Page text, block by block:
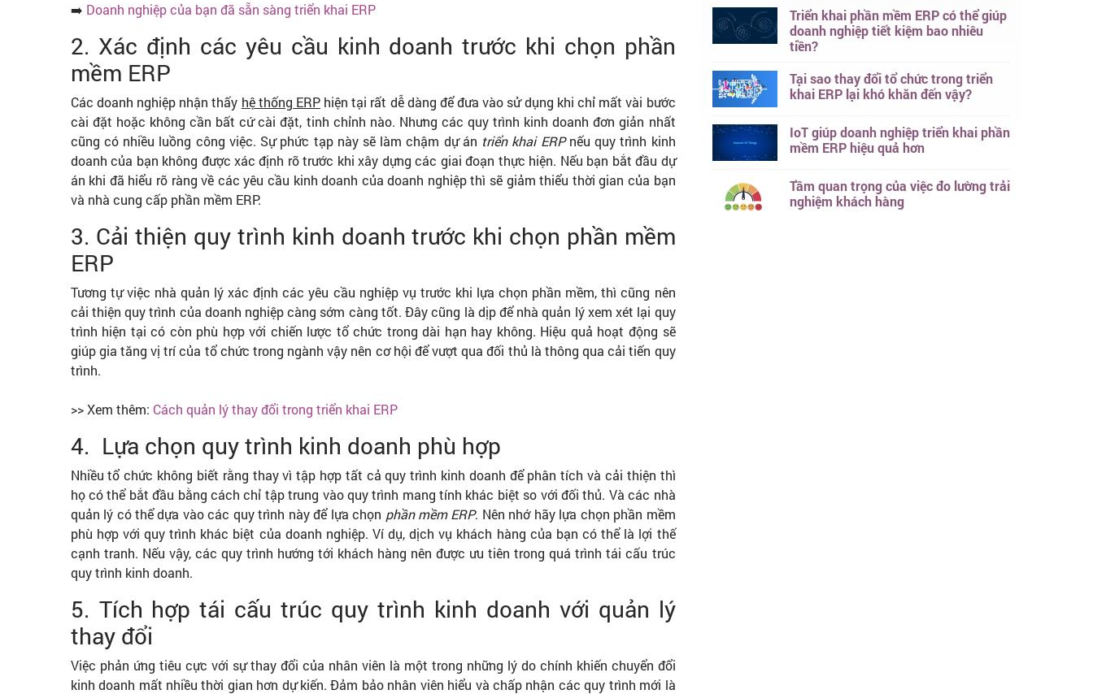
➡️ Doanh nghiệp của bạn đã sẵn sàng triển khai ERP
2. Xác định các yêu cầu kinh doanh trước khi chọn phần
mềm ERP
Các doanh nghiệp nhận thấy hệ thống ERPhiện tại rất dễ dàng để đưa vào sử dụng khi chỉ mất vài bước
cài đặt hoặc không cần bất cứ cài đặt, tinh chỉnh nào. Nhưng các quy trình kinh doanh đơn giản nhất
cũng có nhiều luồng công việc. Sự phức tạp này sẽ làm chậm dự án triển khai ERPnếu quy trình kinh
doanh của bạn không được xác định rõ trước khi xây dựng các giai đoạn thực hiện. Nếu bạn bắt đầu dự
án khi đã hiểu rõ ràng về các yêu cầu kinh doanh của doanh nghiệp thì sẽ giảm thiểu thời gian của bạn
và nhà cung cấp phần mềm ERP.
3. Cải thiện quy trình kinh doanh trước khi chọn phần mềm
ERP
Tương tự việc nhà quản lý xác định các yêu cầu nghiệp vụ trước khi lựa chọn phần mềm, thì cũng nên
cải thiện quy trình của doanh nghiệp càng sớm càng tốt. Đây cũng là dịp để nhà quản lý xem xét lại quy
trình hiện tại có còn phù hợp với chiến lược tổ chức trong dài hạn hay không. Hiệu quả hoạt động sẽ
giúp gia tăng vị trí của tổ chức trong ngành vậy nên cơ hội để vượt qua đối thủ là thông qua cải tiến quy
trình.
>> Xem thêm: Cách quản lý thay đổi trong triển khai ERP
4. Lựa chọn quy trình kinh doanh phù hợp
Nhiều tổ chức không biết rằng thay vì tập hợp tất cả quy trình kinh doanh để phân tích và cải thiện thì
họ có thể bắt đầu bằng cách chỉ tập trung vào quy trình mang tính khác biệt so với đối thủ. Và các nhà
quản lý có thể dựa vào các quy trình này để lựa chọn phần mềm ERP. Nên nhớ hãy lựa chọn phần mềm
phù hợp với quy trình khác biệt của doanh nghiệp. Ví dụ, dịch vụ khách hàng của bạn có thể là lợi thế
cạnh tranh. Nếu vậy, các quy trình hướng tới khách hàng nên được ưu tiên trong quá trình tái cấu trúc
quy trình kinh doanh.
5. Tích hợp tái cấu trúc quy trình kinh doanh với quản lý
thay đổi
Việc phản ứng tiêu cực với sự thay đổi của nhân viên là một trong những lý do chính khiến chuyển đổi
kinh doanh mất nhiều thời gian hơn dự kiến. Đảm bảo nhân viên hiểu và chấp nhận các quy trình mới là
Triển khai phần mềm ERP có thể giúp
doanh nghiệp tiết kiệm bao nhiêu
tiền?
Tại sao thay đổi tổ chức trong triển
khai ERP lại khó khăn đến vậy?
IoT giúp doanh nghiệp triển khai phần
mềm ERP hiệu quả hơn
Tầm quan trọng của việc đo lường trải
nghiệm khách hàng